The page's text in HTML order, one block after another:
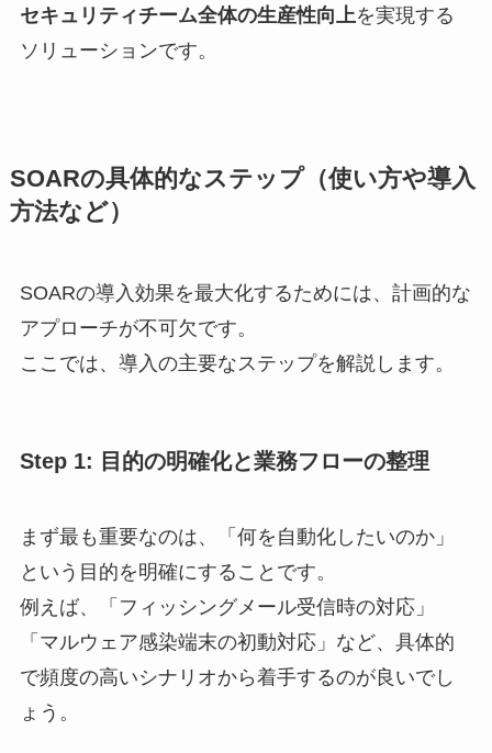
セキュリティチーム全体の生産性向上を実現する
ソリューションです。
SOARの具体的なステップ（使い方や導入
方法など）
SOARの導入効果を最大化するためには、計画的な
アプローチが不可欠です。
ここでは、導入の主要なステップを解説します。
Step 1: 目的の明確化と業務フローの整理
まず最も重要なのは、「何を自動化したいのか」
という目的を明確にすることです。
例えば、「フィッシングメール受信時の対応」
「マルウェア感染端末の初動対応」など、具体的
で頻度の高いシナリオから着手するのが良いでし
ょう。